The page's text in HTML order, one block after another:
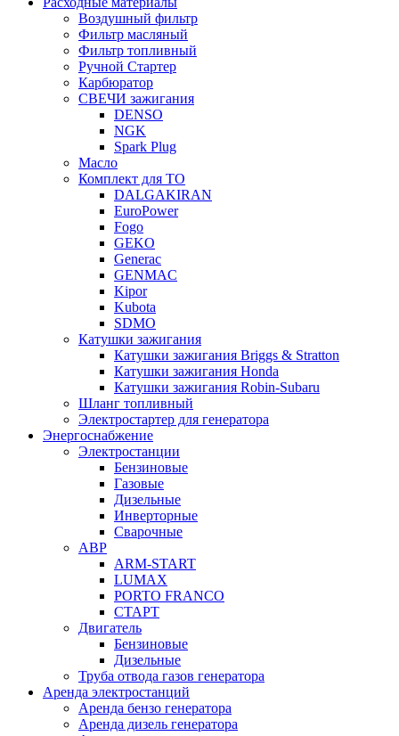
Воздушный фильтр
Фильтр масляный
Фильтр топливный
Ручной Стартер
Карбюратор
СВЕЧИ зажигания
DENSO
NGK
Spark Plug
Масло
Комплект для ТО
DALGAKIRAN
EuroPower
Fogo
GEKO
Generac
GENMAC
Kipor
Kubota
SDMO
Катушки зажигания
Катушки зажигания Briggs & Stratton
Катушки зажигания Honda
Катушки зажигания Robin-Subaru
Шланг топливный
Электростартер для генератора
Энергоснабжение
Электростанции
Бензиновые
Газовые
Дизельные
Инверторные
Сварочные
АВР
ARM-START
LUMAX
PORTO FRANCO
СТАРТ
Двигатель
Бензиновые
Дизельные
Труба отвода газов генератора
Аренда электростанций
Аренда бензо генератора
Аренда дизель генератора